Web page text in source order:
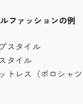
ファッションの例
スタイル
タイル
トレス（ポロシャ